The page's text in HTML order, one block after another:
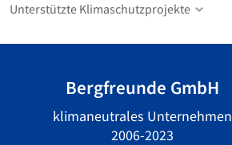
Unterstützte Klimaschutzprojekte
Bergfreunde GmbH
klimaneutrales Unternehmen
2006-2023